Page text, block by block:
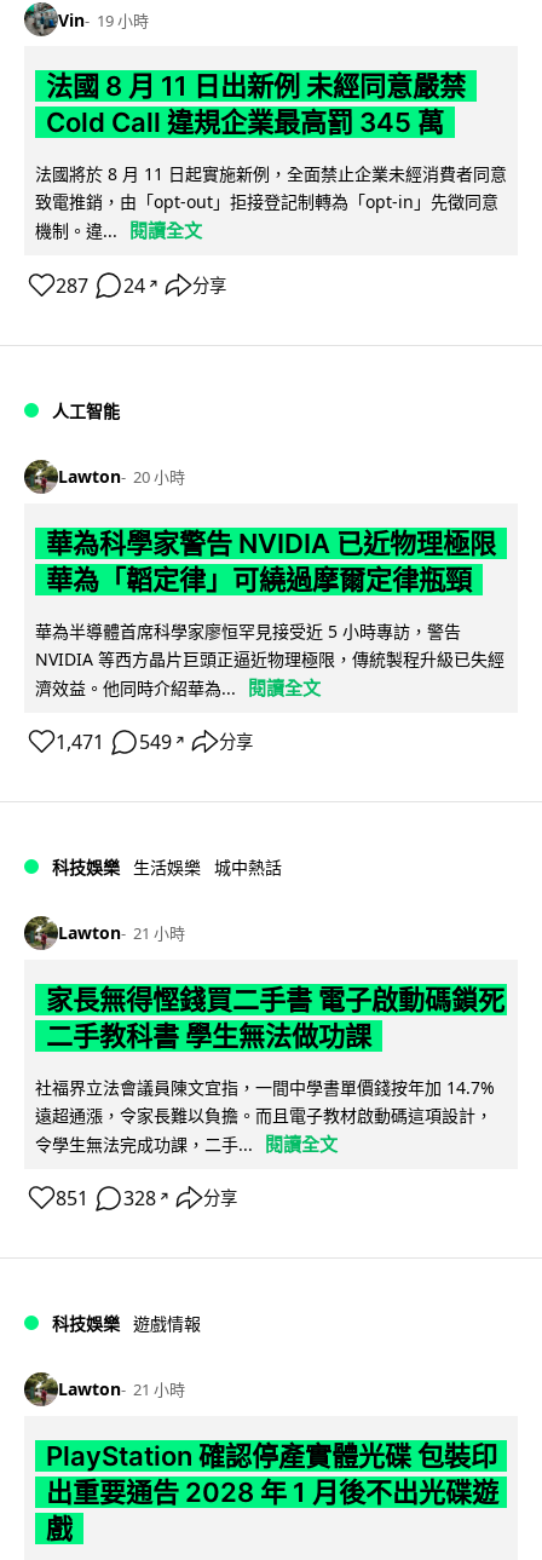
Vin 19 小時
法國 8 月 11 日出新例 未經同意嚴禁
Cold Call 違規企業最高罰 345 萬
法國將於 8 月 11 日起實施新例，全面禁止企業未經消費者同意
致電推銷，由「opt-out」拒接登記制轉為「opt-in」先徵同意
機制。違...
閱讀全文
287 24 ↗ 分享
人工智能
Lawton 20 小時
華為科學家警告 NVIDIA 已近物理極限
華為「韜定律」可繞過摩爾定律瓶頸
華為半導體首席科學家廖恒罕見接受近 5 小時專訪，警告
NVIDIA 等西方晶片巨頭正逼近物理極限，傳統製程升級已失經
濟效益。他同時介紹華為...
閱讀全文
1,471 549 ↗ 分享
科技娛樂 生活娛樂 城中熱話
Lawton 21 小時
家長無得慳錢買二手書 電子啟動碼鎖死
二手教科書 學生無法做功課
社福界立法會議員陳文宜指，一間中學書單價錢按年加 14.7%
遠超通漲，令家長難以負擔。而且電子教材啟動碼這項設計，
令學生無法完成功課，二手...
閱讀全文
851 328 ↗ 分享
科技娛樂 遊戲情報
Lawton 21 小時
PlayStation 確認停產實體光碟 包裝印
出重要通告 2028 年 1 月後不出光碟遊
戲